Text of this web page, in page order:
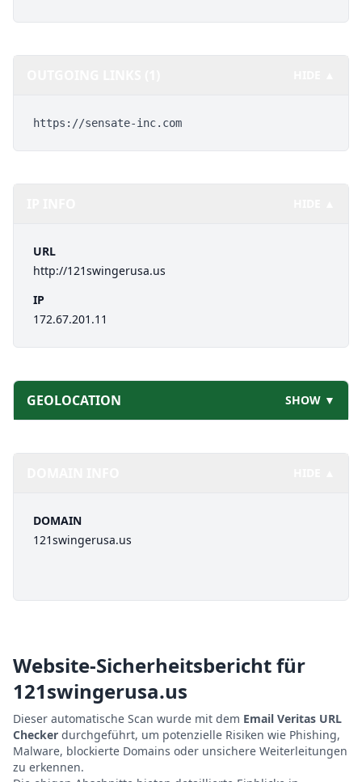
https://sensate-inc.com
URL
http://121swingerusa.us
IP
172.67.201.11
GEOLOCATION SHOW ▼
DOMAIN
121swingerusa.us
Website-Sicherheitsbericht für
121swingerusa.us
Dieser automatische Scan wurde mit dem Email Veritas URL
Checker durchgeführt, um potenzielle Risiken wie Phishing,
Malware, blockierte Domains oder unsichere Weiterleitungen
zu erkennen.